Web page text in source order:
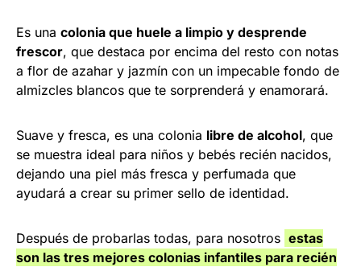
Es una colonia que huele a limpio y desprende
frescor, que destaca por encima del resto con notas
a flor de azahar y jazmín con un impecable fondo de
almizcles blancos que te sorprenderá y enamorará.
Suave y fresca, es una colonia libre de alcohol, que
se muestra ideal para niños y bebés recién nacidos,
dejando una piel más fresca y perfumada que
ayudará a crear su primer sello de identidad.
Después de probarlas todas, para nosotros estas
son las tres mejores colonias infantiles para recién